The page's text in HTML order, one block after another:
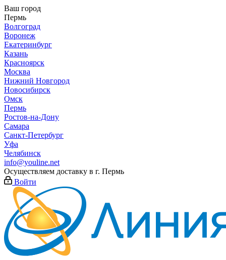
Ваш город
Пермь
Волгоград
Воронеж
Екатеринбург
Казань
Красноярск
Москва
Нижний Новгород
Новосибирск
Омск
Пермь
Ростов-на-Дону
Самара
Санкт-Петербург
Уфа
Челябинск
info@youline.net
Осуществляем доставку в г. Пермь
Войти